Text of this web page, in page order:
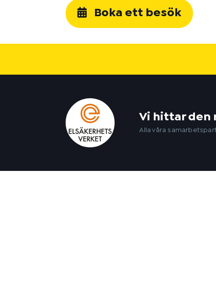
Boka ett besök
Vi hittar den
Alla våra